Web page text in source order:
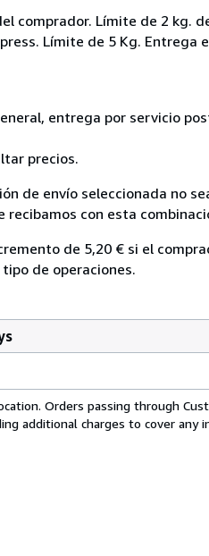
comprador. Límite de 2 kg.
Límite de 5 Kg.
entrega por servicio
precios.
de envío seleccionada no
con esta
de 5,20 € si el
de operaciones.
Orders passing through
additional charges to cover any